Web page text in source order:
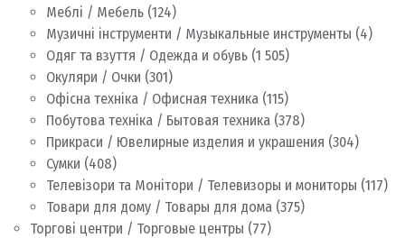
Меблі / Мебель (124)
Музичні інструменти / Музыкальные инструменты (4)
Одяг та взуття / Одежда и обувь (1 505)
Окуляри / Очки (301)
Офісна техніка / Офисная техника (115)
Побутова техніка / Бытовая техника (378)
Прикраси / Ювелирные изделия и украшения (304)
Сумки (408)
Телевізори та Монітори / Телевизоры и мониторы (117)
Товари для дому / Товары для дома (375)
Торгові центри / Торговые центры (77)